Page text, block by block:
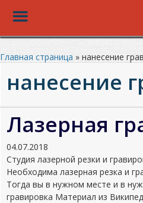
Перейти
к
основному
контенту
Главная страница » нанесение
нанесение
Лазерная
04.07.2018
Студия лазерной резки и
Необходима лазерная резка и
Тогда вы в нужном месте и в
гравировка Материал из